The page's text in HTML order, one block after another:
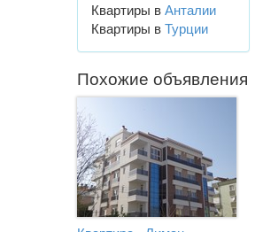
Квартиры в Анталии
Квартиры в Турции
Похожие объявления